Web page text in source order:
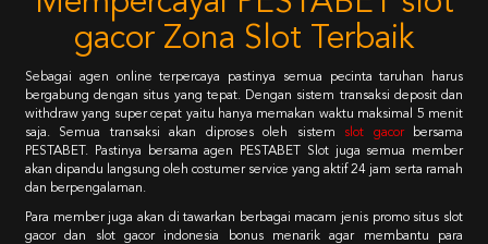
gacor Zona Slot Terbaik
Sebagai agen online terpercaya pastinya semua pecinta taruhan harus
bergabung dengan situs yang tepat. Dengan sistem transaksi deposit dan
withdraw yang super cepat yaitu hanya memakan waktu maksimal 5 menit
saja. Semua transaksi akan diproses oleh sistem
slot gacor
bersama
PESTABET. Pastinya bersama agen PESTABET Slot juga semua member
akan dipandu langsung oleh costumer service yang aktif 24 jam serta ramah
dan berpengalaman.
Para member juga akan di tawarkan berbagai macam jenis promo situs slot
gacor dan slot gacor indonesia bonus menarik agar membantu para